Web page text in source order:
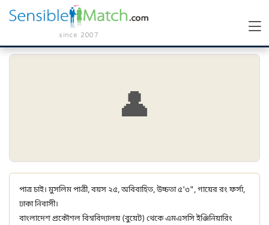
since 2007
👤
পাত্র চাই। মুসলিম পাত্রী, বয়স ২৫, অবিবাহিত, উচ্চতা ৫'৩", গায়ের রং ফর্সা,
ঢাকা নিবাসী।
বাংলাদেশ প্রকৌশল বিশ্ববিদ্যালয় (বুয়েট) থেকে এমএসসি ইঞ্জিনিয়ারিং